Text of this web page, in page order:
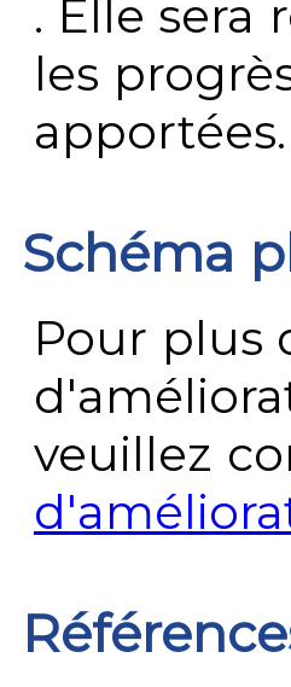
. Elle sera
les
apportées.
Schéma
Pour plus
veuillez